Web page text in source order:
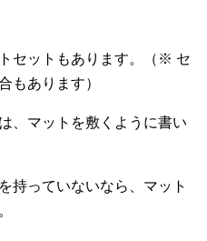
セットもあります。（※ セ
もあります）
、マットを敷くように書い
持っていないなら、マット